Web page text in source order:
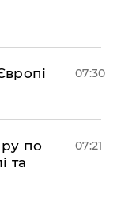
07:30
по
та
07:21